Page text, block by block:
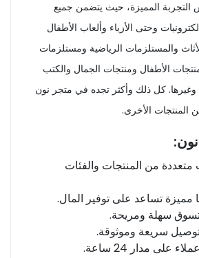
التجربة المميزة، حيث يتضمن جميع
وحتى الأزياء وألعاب الأطفال
والمستلزمات الرياضية ومستلزمات
الأطفال ومنتجات الجمال والكتب
وغيرها. كل ذلك وأكثر تجده في متجر نون
المنتجات الأخرى.
متعددة من المنتجات والفئات
تساعد على توفير المال.
سهلة ومريحة.
سريعة وموثوقة.
على مدار 24 ساعة.